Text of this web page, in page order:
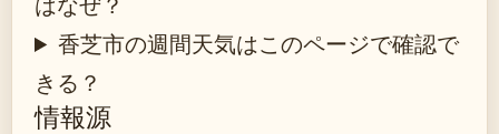
香芝市の週間天気はこのページで確認で
きる？
情報源